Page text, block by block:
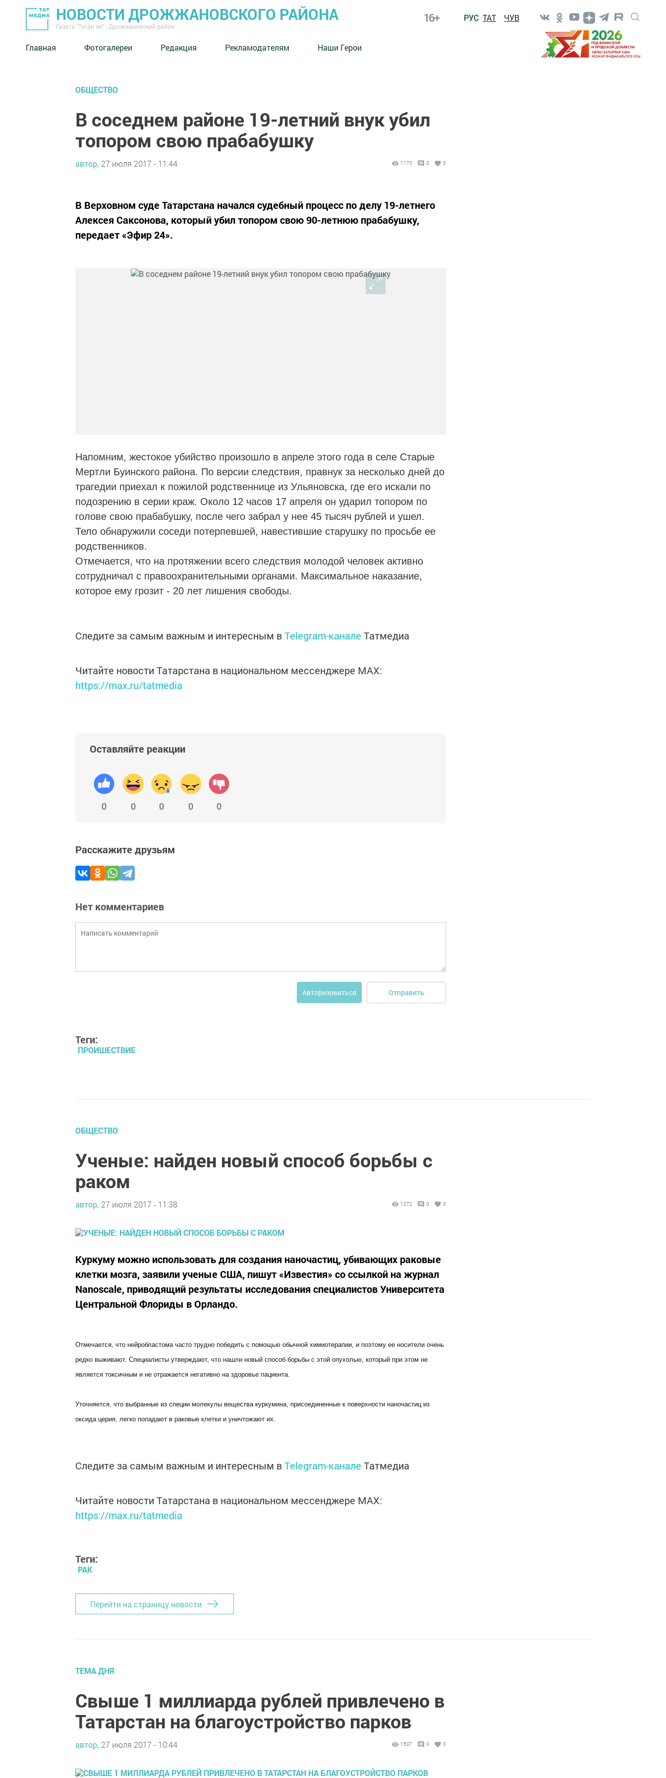
НОВОСТИ ДРОЖЖАНОВСКОГО РАЙОНА
Газета "Туган як" - Дрожжановский район
16+ РУС ТАТ ЧУВ
Главная Фотогалереи Редакция Рекламодателям Наши Герои
ОБЩЕСТВО
В соседнем районе 19-летний внук убил
топором свою прабабушку
автор, 27 июля 2017 - 11:44 1170 0 0
В Верховном суде Татарстана начался судебный процесс по делу 19-летнего
Алексея Саксонова, который убил топором свою 90-летнюю прабабушку,
передает «Эфир 24».
Напомним, жестокое убийство произошло в апреле этого года в селе Старые
Мертли Буинского района. По версии следствия, правнук за несколько дней до
трагедии приехал к пожилой родственнице из Ульяновска, где его искали по
подозрению в серии краж. Около 12 часов 17 апреля он ударил топором по
голове свою прабабушку, после чего забрал у нее 45 тысяч рублей и ушел.
Тело обнаружили соседи потерпевшей, навестившие старушку по просьбе ее
родственников.
Отмечается, что на протяжении всего следствия молодой человек активно
сотрудничал с правоохранительными органами. Максимальное наказание,
которое ему грозит - 20 лет лишения свободы.
Следите за самым важным и интересным вTelegram-канале Татмедиа
Читайте новости Татарстана в национальном мессенджере MАХ:
https://max.ru/tatmedia
Оставляйте реакции
0 0 0 0 0
Расскажите друзьям
Нет комментариев
Авторизоваться Отправить
Теги:
ПРОИШЕСТВИЕ
ОБЩЕСТВО
Ученые: найден новый способ борьбы с
раком
автор, 27 июля 2017 - 11:38 1272 0 0
Куркуму можно использовать для создания наночастиц, убивающих раковые
клетки мозга, заявили ученые США, пишут «Известия» со ссылкой на журнал
Nanoscale, приводящий результаты исследования специалистов Университета
Центральной Флориды в Орландо.
Отмечается, что нейробластома часто трудно победить с помощью обычной химиотерапии, и поэтому ее носители очень
редко выживают. Специалисты утверждают, что нашли новый способ борьбы с этой опухолью, который при этом не
является токсичным и не отражается негативно на здоровье пациента.
Уточняется, что выбранные из специи молекулы вещества куркумина, присоединенные к поверхности наночастиц из
оксида церия, легко попадают в раковые клетки и уничтожают их.
Следите за самым важным и интересным вTelegram-канале Татмедиа
Читайте новости Татарстана в национальном мессенджере MАХ:
https://max.ru/tatmedia
Теги:
РАК
Перейти на страницу новости
ТЕМА ДНЯ
Свыше 1 миллиарда рублей привлечено в
Татарстан на благоустройство парков
автор, 27 июля 2017 - 10:44 1507 0 0